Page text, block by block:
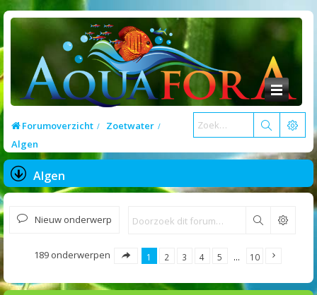
Forumoverzicht
Zoetwater
Algen
Algen
Nieuw onderwerp Zoek
189 onderwerpen 1 2 3 4 5 … 10